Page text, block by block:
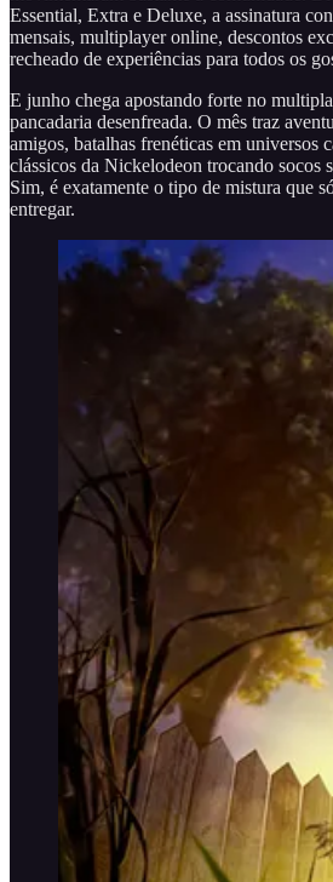
Essential, Extra e Deluxe, a assinatura
mensais, multiplayer online, descontos
recheado de experiências para todos os
E junho chega apostando forte no
pancadaria desenfreada. O mês traz
amigos, batalhas frenéticas em universos
clássicos da Nickelodeon trocando socos
Sim, é exatamente o tipo de mistura que
entregar.